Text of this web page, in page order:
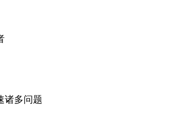
诸多问题